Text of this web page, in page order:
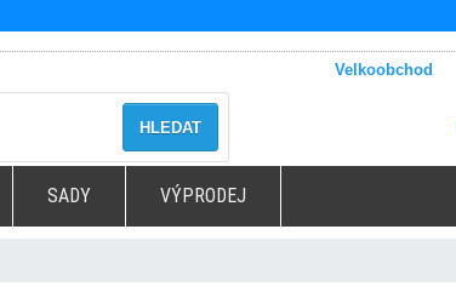
Velkoobchod
HLEDAT
SADY VÝPRODEJ